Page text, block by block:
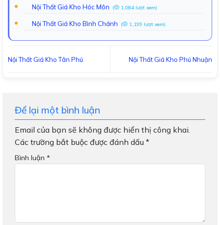
Nội Thất Giá Kho Hóc Môn ( 1,084 lượt xem)
Nội Thất Giá Kho Bình Chánh ( 1,199 lượt xem)
Nội Thất Giá Kho Tân Phú Nội Thất Giá Kho Phú Nhuận
Để lại một bình luận
Email của bạn sẽ không được hiển thị công khai.
Các trường bắt buộc được đánh dấu *
Bình luận *